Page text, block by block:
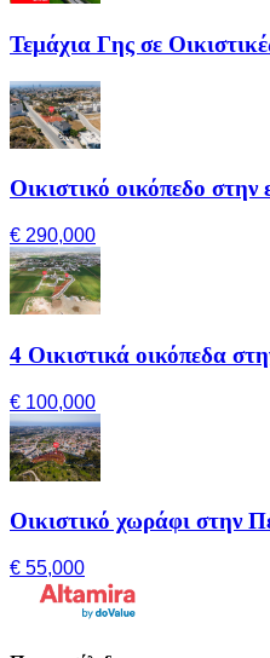
Τεμάχια Γης σε
Οικιστικό οικόπεδο στην
€ 290,000
4 Οικιστικά οικόπεδα
€ 100,000
Οικιστικό χωράφι στην
€ 55,000